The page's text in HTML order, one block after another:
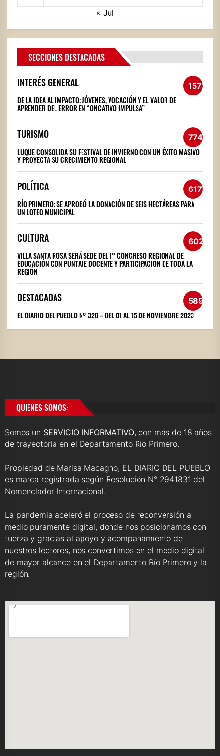
« Jul
SECCIONES DESTACADAS
INTERÉS GENERAL 1572
DE LA IDEA AL IMPACTO: JÓVENES, VOCACIÓN Y EL VALOR DE
APRENDER DEL ERROR EN “ONCATIVO IMPULSA”
TURISMO 774
LUQUE CONSOLIDA SU FESTIVAL DE INVIERNO CON UN ÉXITO MASIVO
Y PROYECTA SU CRECIMIENTO REGIONAL
POLÍTICA 617
RÍO PRIMERO: SE APROBÓ LA DONACIÓN DE SEIS HECTÁREAS PARA
UN LOTEO MUNICIPAL
CULTURA 602
VILLA SANTA ROSA SERÁ SEDE DEL 1° CONGRESO REGIONAL DE
EDUCACIÓN CON PUNTAJE DOCENTE Y PARTICIPACIÓN DE TODA LA
REGIÓN
DESTACADAS 589
EL DIARIO DEL PUEBLO Nº 328 – DEL 01 AL 15 DE NOVIEMBRE 2023
QUIENES SOMOS:
Somos un SERVICIO INFORMATIVO, con más de 18 años
de trayectoria en el Departamento Río Primero.
Propiedad de Marisa Macagno, EL DIARIO DEL PUEBLO
es marca registrada según Resolución N° 2941831 del
Nomenclador Internacional.
La pandemia aceleró el proceso de reconversión a
medio puramente digital, donde nos posicionamos con
fuerza y gracias al apoyo y acompañamiento de
nuestros lectores, nos convertimos en el medio digital
de mayor alcance en el Departamento Río Primero y la
región.